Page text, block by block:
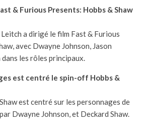
& Furious Presents: Hobbs & Shaw
a dirigé le film Fast & Furious
avec Dwayne Johnson, Jason
les rôles principaux.
est centré le spin-off Hobbs &
est centré sur les personnages de
Dwayne Johnson, et Deckard Shaw.